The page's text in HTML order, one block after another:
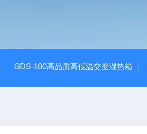
GDS-100高品质高低温交变湿热箱